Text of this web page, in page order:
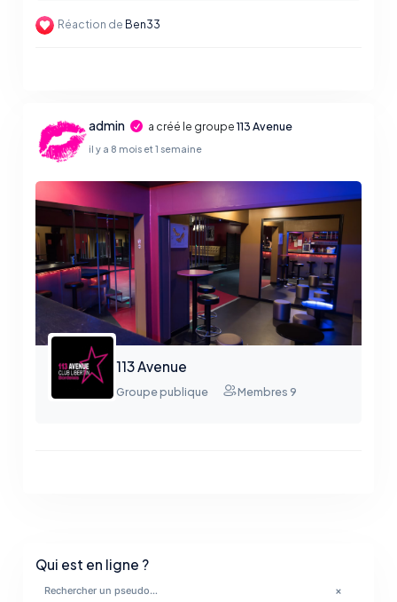
Réaction de Ben33
admin a créé le groupe113 Avenue
il y a 8 mois et 1 semaine
113 Avenue
Groupe publique Membres 9
Qui est en ligne ?
×